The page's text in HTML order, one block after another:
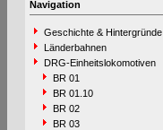
Navigation
Geschichte & Hintergründe
Länderbahnen
DRG-Einheitslokomotiven
BR 01
BR 01.10
BR 02
BR 03